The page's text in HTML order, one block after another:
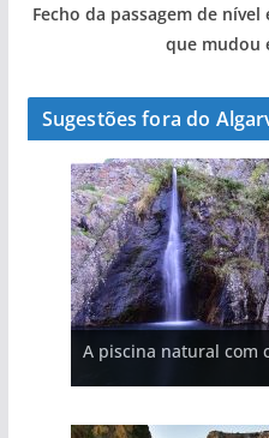
Fecho da passagem de
que mudou
Sugestões fora do
A piscina natural com
As portas do rio Tejo
A aldeia mais
vídeo)